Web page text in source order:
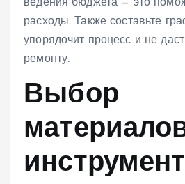
ведения бюджета — это
расходы. Также составьте
упорядочит процесс и не даст
ремонту.
Выбор